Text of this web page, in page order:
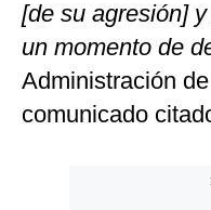
[de su agresión]
un momento de
Administración
comunicado